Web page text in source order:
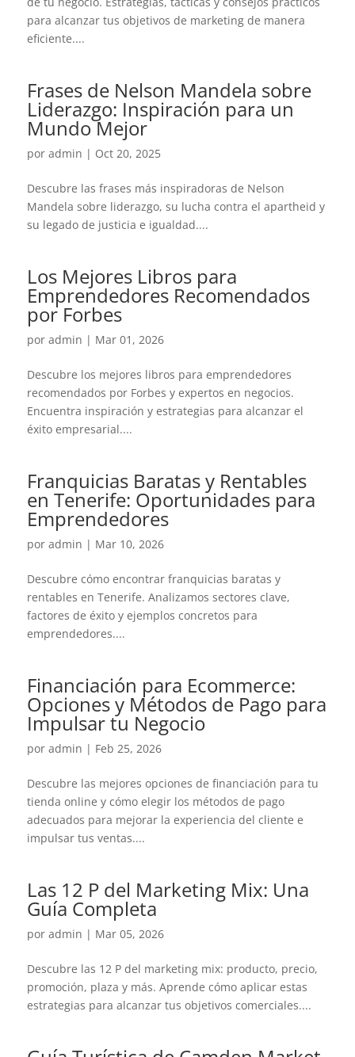
para alcanzar tus objetivos de marketing de manera
eficiente....
Frases de Nelson Mandela sobre
Liderazgo: Inspiración para un
Mundo Mejor
por admin | Oct 20, 2025
Descubre las frases más inspiradoras de Nelson
Mandela sobre liderazgo, su lucha contra el apartheid y
su legado de justicia e igualdad....
Los Mejores Libros para
Emprendedores Recomendados
por Forbes
por admin | Mar 01, 2026
Descubre los mejores libros para emprendedores
recomendados por Forbes y expertos en negocios.
Encuentra inspiración y estrategias para alcanzar el
éxito empresarial....
Franquicias Baratas y Rentables
en Tenerife: Oportunidades para
Emprendedores
por admin | Mar 10, 2026
Descubre cómo encontrar franquicias baratas y
rentables en Tenerife. Analizamos sectores clave,
factores de éxito y ejemplos concretos para
emprendedores....
Financiación para Ecommerce:
Opciones y Métodos de Pago para
Impulsar tu Negocio
por admin | Feb 25, 2026
Descubre las mejores opciones de financiación para tu
tienda online y cómo elegir los métodos de pago
adecuados para mejorar la experiencia del cliente e
impulsar tus ventas....
Las 12 P del Marketing Mix: Una
Guía Completa
por admin | Mar 05, 2026
Descubre las 12 P del marketing mix: producto, precio,
promoción, plaza y más. Aprende cómo aplicar estas
estrategias para alcanzar tus objetivos comerciales....